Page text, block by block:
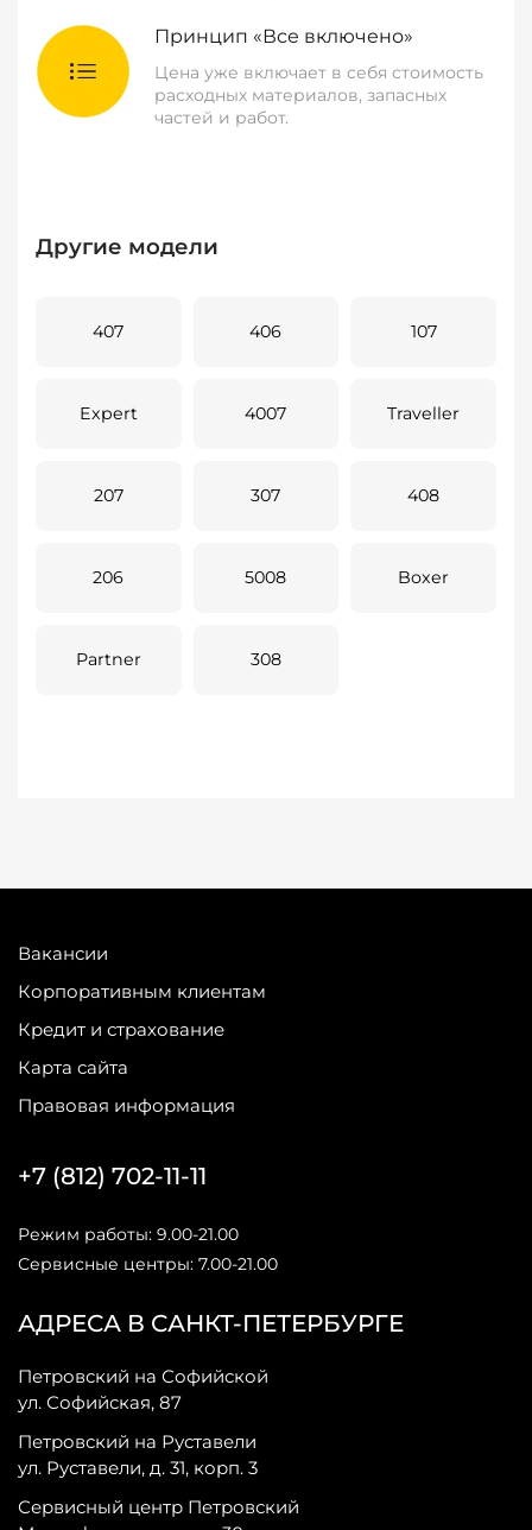
Принцип «Все включено»
Цена уже включает в себя стоимость
расходных материалов, запасных
частей и работ.
Другие модели
407 406 107
Expert 4007 Traveller
207 307 408
206 5008 Boxer
Partner 308
Вакансии
Корпоративным клиентам
Кредит и страхование
Карта сайта
Правовая информация
АДРЕСА В САНКТ-ПЕТЕРБУРГЕ
Петровский на Софийской
ул. Софийская, 87
Петровский на Руставели
ул. Руставели, д. 31, корп. 3
Сервисный центр Петровский
+7 (812) 702-11-11
Режим работы: 9.00-21.00
Сервисные центры: 7.00-21.00